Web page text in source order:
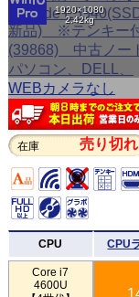
1920×1080
2.42kg
在庫 売り切れ
CPU CPU
Core i7
4600U